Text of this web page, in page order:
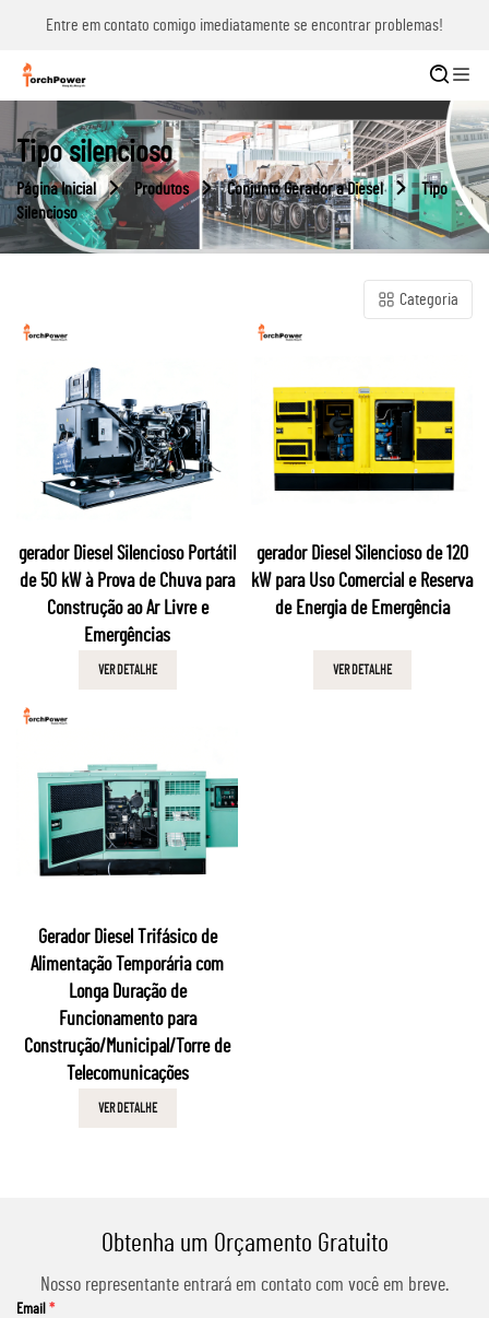
Entre em contato comigo imediatamente se encontrar problemas!
Tipo silencioso
Página Inicial Produtos Conjunto Gerador a Diesel
Tipo
Silencioso
Categoria
gerador Diesel Silencioso Portátil
de 50 kW à Prova de Chuva para
Construção ao Ar Livre e
Emergências
VER DETALHE
gerador Diesel Silencioso de 120
kW para Uso Comercial e Reserva
de Energia de Emergência
VER DETALHE
Gerador Diesel Trifásico de
Alimentação Temporária com
Longa Duração de
Funcionamento para
Construção/Municipal/Torre de
Telecomunicações
VER DETALHE
Obtenha um Orçamento Gratuito
Nosso representante entrará em contato com você em breve.
Email